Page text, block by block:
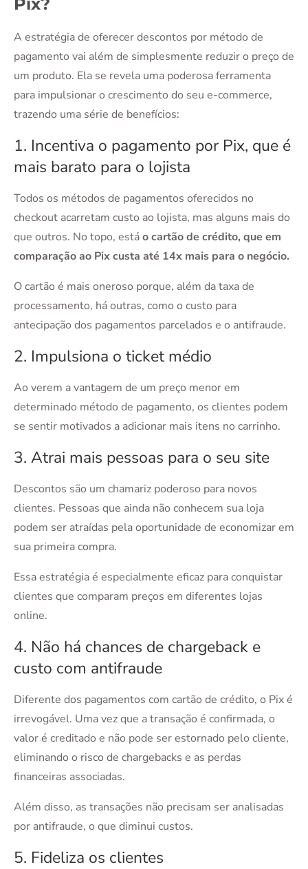
A estratégia de oferecer descontos por método de
pagamento vai além de simplesmente reduzir o preço de
um produto. Ela se revela uma poderosa ferramenta
para impulsionar o crescimento do seu e-commerce,
trazendo uma série de benefícios:
1. Incentiva o pagamento por Pix, que é
mais barato para o lojista
Todos os métodos de pagamentos oferecidos no
checkout acarretam custo ao lojista, mas alguns mais do
que outros. No topo, estáo cartão de crédito, que em
comparação ao Pix custa até 14x mais para o negócio.
O cartão é mais oneroso porque, além da taxa de
processamento, há outras, como o custo para
antecipação dos pagamentos parcelados e o antifraude.
2. Impulsiona o ticket médio
Ao verem a vantagem de um preço menor em
determinado método de pagamento, os clientes podem
se sentir motivados a adicionar mais itens no carrinho.
3. Atrai mais pessoas para o seu site
Descontos são um chamariz poderoso para novos
clientes. Pessoas que ainda não conhecem sua loja
podem ser atraídas pela oportunidade de economizar em
sua primeira compra.
Essa estratégia é especialmente eficaz para conquistar
clientes que comparam preços em diferentes lojas
online.
4. Não há chances de chargeback e
custo com antifraude
Diferente dos pagamentos com cartão de crédito, o Pix é
irrevogável. Uma vez que a transação é confirmada, o
valor é creditado e não pode ser estornado pelo cliente,
eliminando o risco de chargebacks e as perdas
financeiras associadas.
Além disso, as transações não precisam ser analisadas
por antifraude, o que diminui custos.
5. Fideliza os clientes